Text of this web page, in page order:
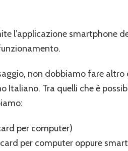
l’applicazione smartphone
non dobbiamo fare altro
Italiano. Tra quelli che è
per computer)
per computer oppure